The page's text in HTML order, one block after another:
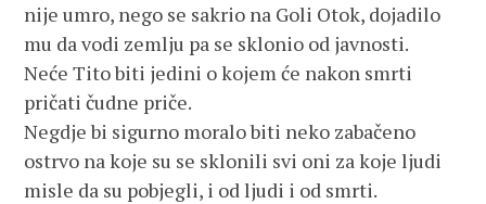
nije umro, nego se sakrio na Goli Otok, dojadilo
mu da vodi zemlju pa se sklonio od javnosti.
Neće Tito biti jedini o kojem će nakon smrti
pričati čudne priče.
Negdje bi sigurno moralo biti neko zabačeno
ostrvo na koje su se sklonili svi oni za koje ljudi
misle da su pobjegli, i od ljudi i od smrti.